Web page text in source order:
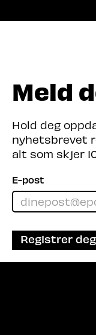
Meld
Hold deg
nyhetsbrevet
alt som skjer
E-post
Registrer deg